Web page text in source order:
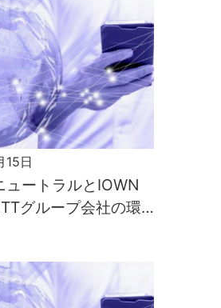
15日
ュートラルとIOWN
グループ会社の環